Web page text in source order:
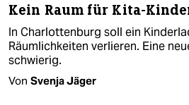
Kein Raum für Kita-
In Charlottenburg soll ein
Räumlichkeiten verlieren. Eine
schwierig.
Von Svenja Jäger